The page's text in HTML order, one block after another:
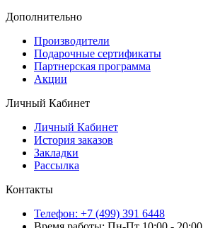
Дополнительно
Производители
Подарочные сертификаты
Партнерская программа
Акции
Личный Кабинет
Личный Кабинет
История заказов
Закладки
Рассылка
Контакты
Телефон: +7 (499) 391 6448